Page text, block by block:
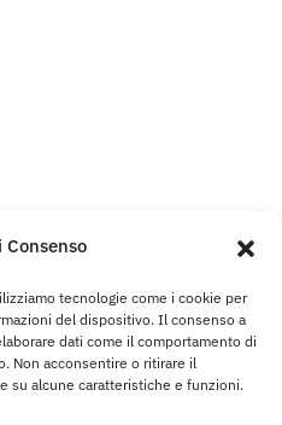
Consenso
tecnologie come i cookie per
del dispositivo. Il consenso a
dati come il comportamento di
Non acconsentire o ritirare il
su alcune caratteristiche e funzioni.